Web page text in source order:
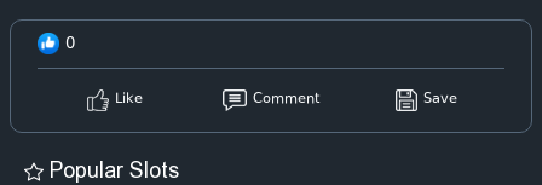
0
Like Comment Save
Popular Slots